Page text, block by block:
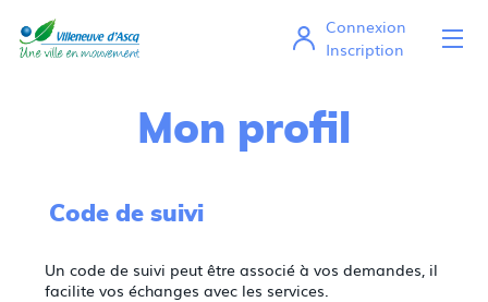
Mes démarches en ligne
Connexion
Inscription
Mon profil
Code de suivi
Un code de suivi peut être associé à vos demandes, il
facilite vos échanges avec les services.